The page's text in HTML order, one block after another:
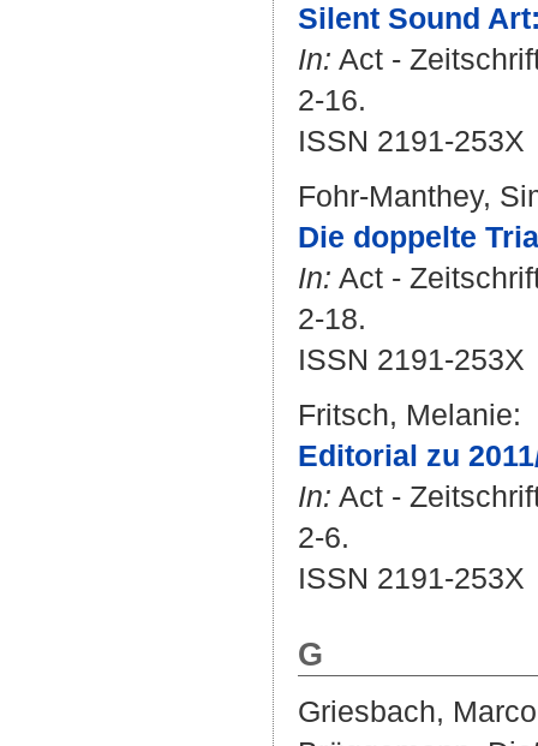
Silent Sound
In: Act -
2-16.
ISSN 2191-253X
Fohr-Manthey,
Die doppelte
In: Act -
2-18.
ISSN 2191-253X
Fritsch, Melanie:
Editorial zu
In: Act -
2-6.
ISSN 2191-253X
G
Griesbach, Marco